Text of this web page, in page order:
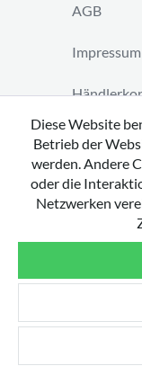
AGB
Impressum
Vertrag
Copyright
Diese Website
Betrieb der
werden. Andere
oder die
Netzwerken